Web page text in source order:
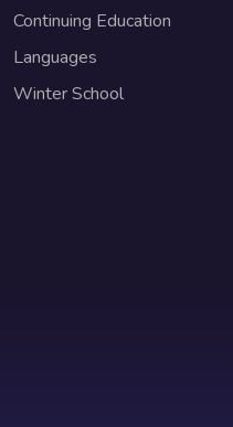
Continuing Education
Languages
Winter School